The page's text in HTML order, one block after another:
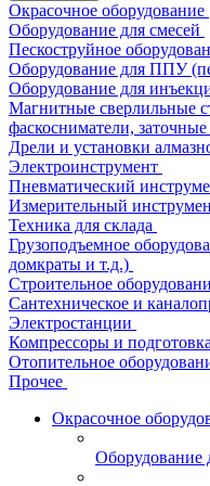
Окрасочное оборудование
Оборудование для смесей
Пескоструйное
Оборудование для ППУ
Оборудование для
Магнитные сверлильные
фаскосниматели, заточные
Дрели и установки
Электроинструмент
Пневматический
Измерительный
Техника для склада
Грузоподъемное
домкраты и т.д.)
Строительное
Сантехническое и
Электростанции
Компрессоры и
Отопительное
Прочее
Окрасочное
Оборудование